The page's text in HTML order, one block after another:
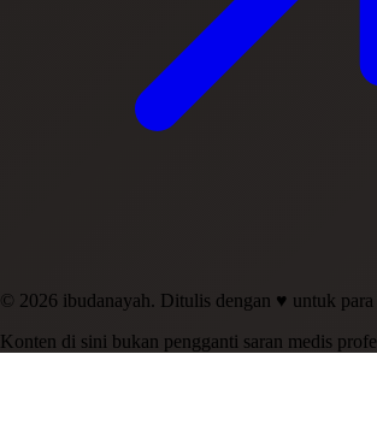
© 2026 ibudanayah. Ditulis dengan ♥ untuk
Konten di sini bukan pengganti saran medis